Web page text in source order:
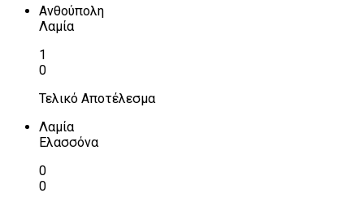
Ανθούπολη
Λαμία
1
0
Τελικό Αποτέλεσμα
Λαμία
Ελασσόνα
0
0